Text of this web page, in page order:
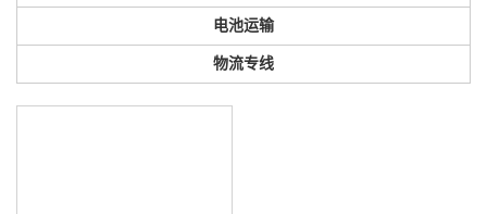
电池运输
物流专线